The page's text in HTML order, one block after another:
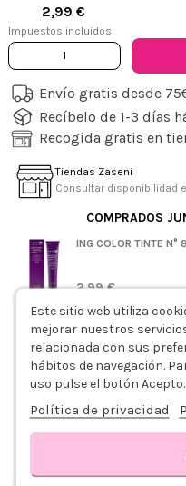
2,99 €
Impuestos incluidos
Envío gratis desde
Recíbelo de 1-3 días
Recogida gratis en
Tiendas Zaseni
Consultar disponibilidad
COMPRADOS
ING COLOR TINTE N°
2,99 €
ING COLOR
3,79 €
PLASTICAPS
0,75 €
Este sitio web utiliza
mejorar nuestros
relacionada con sus
hábitos de navegación.
uso pulse el botón Acepto.
Política de privacidad